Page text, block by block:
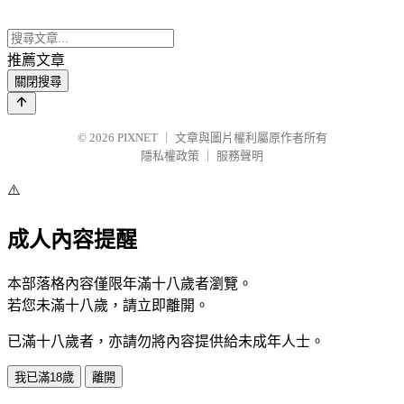
推薦文章
關閉搜尋
© 2026 PIXNET
文章與圖片權利屬原作者所有
隱私權政策
服務聲明
⚠️
成人內容提醒
本部落格內容僅限年滿十八歲者瀏覽。
若您未滿十八歲，請立即離開。
已滿十八歲者，亦請勿將內容提供給未成年人士。
我已滿18歲 離開